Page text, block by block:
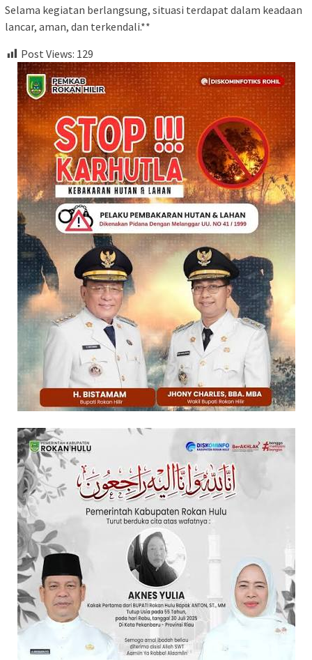
Selama kegiatan berlangsung, situasi terdapat dalam keadaan
lancar, aman, dan terkendali.**
Post Views: 129